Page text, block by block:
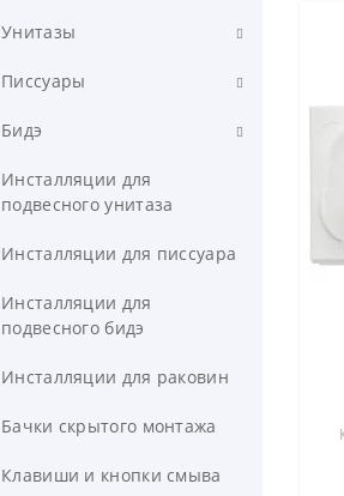
Унитазы
Компактные
Подвесные
Напольные приставные
Сиденья для унитазов
Писсуары
Настенные
Напольные
Бидэ
Напольное
Инсталляции для
подвесного унитаза
Инсталляции для писсуара
Инсталляции для
подвесного бидэ
Инсталляции для раковин
Бачки скрытого монтажа
Клавиши и кнопки смыва